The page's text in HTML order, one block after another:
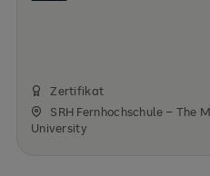
Zertifikat
SRH Fernhochschule – The
University